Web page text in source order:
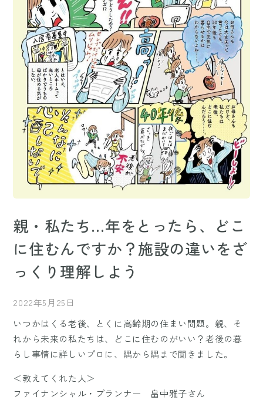
親・私たち…年をとったら、どこ
に住むんですか？施設の違いをざ
っくり理解しよう
2022年5月25日
いつかはくる老後、とくに高齢期の住まい問題。親、そ
れから未来の私たちは、どこに住むのがいい？老後の暮
らし事情に詳しいプロに、隅から隅まで聞きました。
＜教えてくれた人＞
ファイナンシャル・プランナー 畠中雅子さん